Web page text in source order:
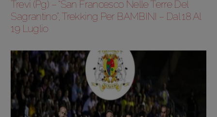
Trevi (Pg) – “San Francesco Nelle Terre Del
Sagrantino”, Trekking Per BAMBINI – Dal 18 Al
19 Luglio